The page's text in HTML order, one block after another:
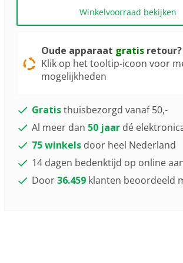
paginalink.
Winkelvoorraad bekijken
Oude apparaat gratisretour?
Klik op het tooltip-icoon voor
mogelijkheden
Gratisthuisbezorgd vanaf 50,-
Al meer dan 50 jaardé
75 winkelsdoor heel Nederland
14 dagen bedenktijd op online
Door36.459 klanten beoordeeld